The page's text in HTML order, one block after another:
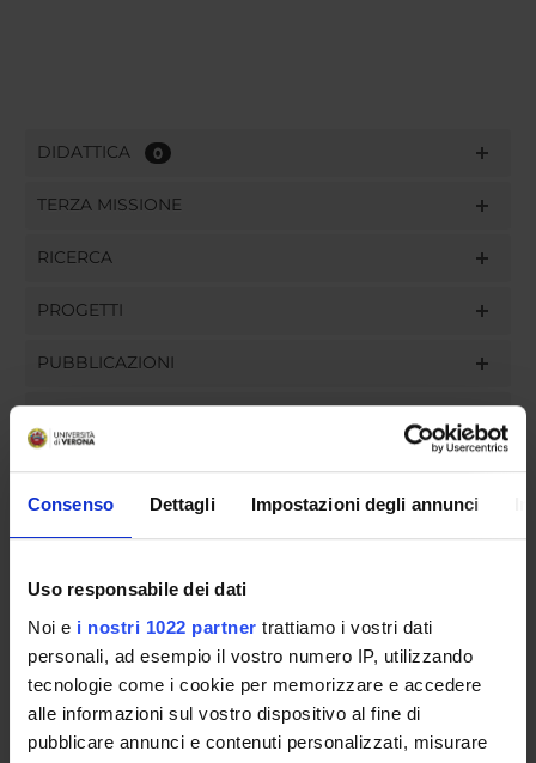
Consenso Dettagli Impostazioni degli annunci
Uso responsabile dei dati
Noi e i nostri 1022 partner trattiamo i vostri dati
personali, ad esempio il vostro numero IP, utilizzando
tecnologie come i cookie per memorizzare e accedere
alle informazioni sul vostro dispositivo al fine di
pubblicare annunci e contenuti personalizzati, misurare
DIDATTICA 0
TERZA MISSIONE
RICERCA
PROGETTI
PUBBLICAZIONI
ORGANIZZAZIONE
GOVERNANCE
COMMISSIONI
UFFICI E STRUTTURE DI SERVIZIO
SERVIZI DI SEGRETERIA STUDENTI